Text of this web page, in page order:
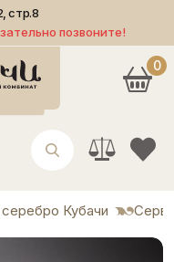
стр.8
позвоните!
0
Кубачи